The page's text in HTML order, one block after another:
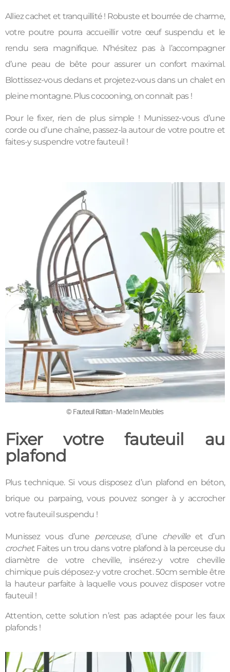
Alliez cachet et tranquillité ! Robuste et bourrée de charme,
votre poutre pourra accueillir votre œuf suspendu et le
rendu sera magnifique. N’hésitez pas à l’accompagner
d’une peau de bête pour assurer un confort maximal.
Blottissez-vous dedans et projetez-vous dans un chalet en
pleine montagne. Plus cocooning, on connait pas !
Pour le fixer, rien de plus simple ! Munissez-vous d’une
corde ou d’une chaîne, passez-la autour de votre poutre et
faites-y suspendre votre fauteuil !
© Fauteuil Rattan - Made In Meubles
Fixer votre fauteuil au
plafond
Plus technique. Si vous disposez d’un plafond en béton,
brique ou parpaing, vous pouvez songer à y accrocher
votre fauteuil suspendu !
Munissez vous d’une perceuse, d’une chevilleet d’un
crochet. Faites un trou dans votre plafond à la perceuse du
diamètre de votre cheville, insérez-y votre cheville
chimique puis déposez-y votre crochet. 50cm semble être
la hauteur parfaite à laquelle vous pouvez disposer votre
fauteuil !
Attention, cette solution n’est pas adaptée pour les faux
plafonds !